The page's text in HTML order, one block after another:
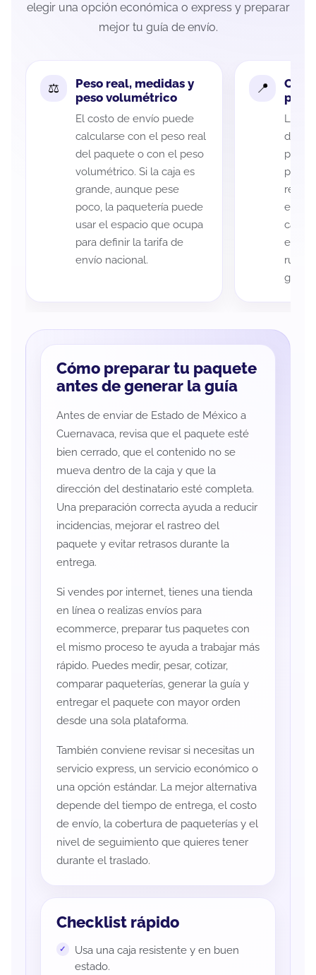
elegir una opción económica o express y preparar
mejor tu guía de envío.
Peso real, medidas y
peso volumétrico
El costo de envío puede
calcularse con el peso real
del paquete o con el peso
volumétrico. Si la caja es
grande, aunque pese
poco, la paquetería puede
usar el espacio que ocupa
para definir la tarifa de
envío nacional.
La
de
cada
es
ruta
guía
Cómo preparar tu paquete
antes de generar la guía
Antes de enviar de Estado de México a
Cuernavaca, revisa que el paquete esté
bien cerrado, que el contenido no se
mueva dentro de la caja y que la
dirección del destinatario esté completa.
Una preparación correcta ayuda a reducir
incidencias, mejorar el rastreo del
paquete y evitar retrasos durante la
entrega.
Si vendes por internet, tienes una tienda
en línea o realizas envíos para
ecommerce, preparar tus paquetes con
el mismo proceso te ayuda a trabajar más
rápido. Puedes medir, pesar, cotizar,
comparar paqueterías, generar la guía y
entregar el paquete con mayor orden
desde una sola plataforma.
También conviene revisar si necesitas un
servicio express, un servicio económico o
una opción estándar. La mejor alternativa
depende del tiempo de entrega, el costo
de envío, la cobertura de paqueterías y el
nivel de seguimiento que quieres tener
durante el traslado.
Checklist rápido
Usa una caja resistente y en buen
estado.